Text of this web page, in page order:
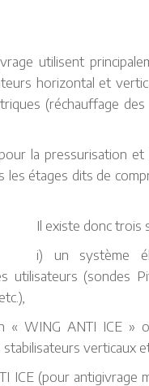
utilisent
horizontal et
(réchauffage
la pressurisation
les étages dits de
Il existe donc trois
i) un système
(sondes
« WING ANTI ICE
stabilisateurs verticaux
ICE (pour antigivrage